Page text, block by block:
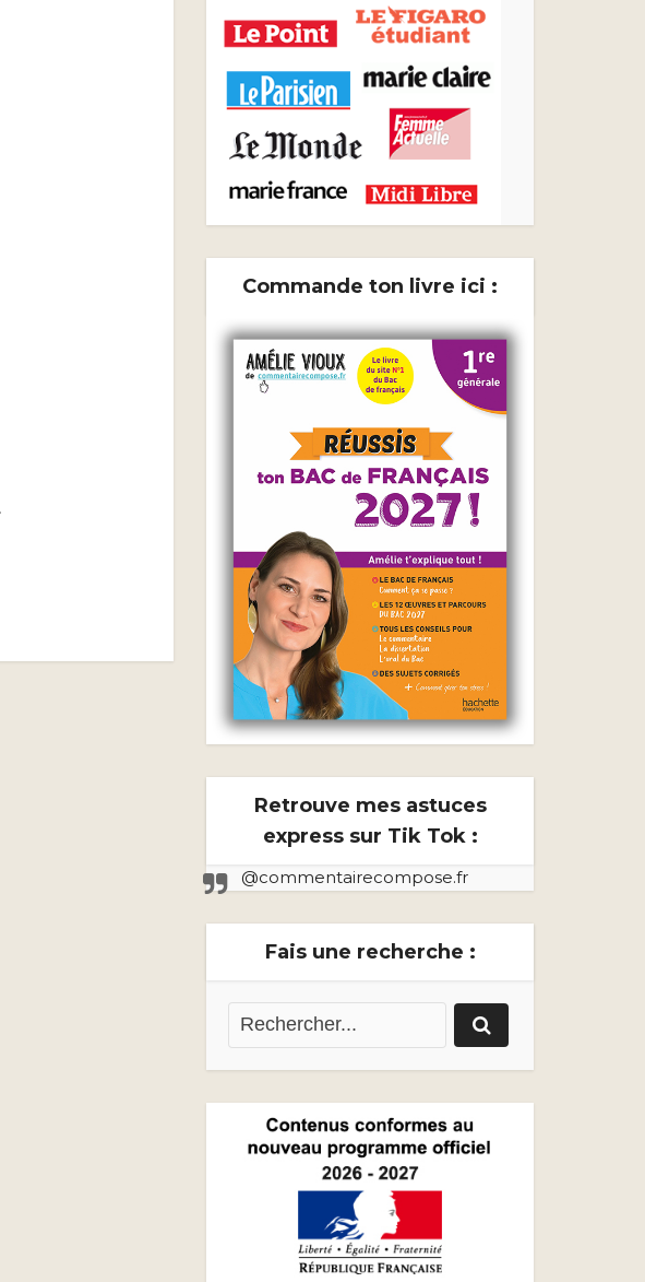
Commande ton livre ici :
Retrouve mes astuces
express sur Tik Tok :
@commentairecompose.fr
Fais une recherche :